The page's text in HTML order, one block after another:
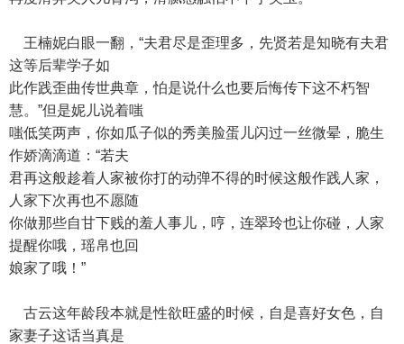
王楠妮白眼一翻，“夫君尽是歪理多，先贤若是知晓有夫君
这等后辈学子如
此作践歪曲传世典章，怕是说什么也要后悔传下这不朽智
慧。”但是妮儿说着嗤
嗤低笑两声，你如瓜子似的秀美脸蛋儿闪过一丝微晕，脆生
作娇滴滴道：“若夫
君再这般趁着人家被你打的动弹不得的时候这般作践人家，
人家下次再也不愿随
你做那些自甘下贱的羞人事儿，哼，连翠玲也让你碰，人家
提醒你哦，瑶帛也回
娘家了哦！”
古云这年龄段本就是性欲旺盛的时候，自是喜好女色，自
家妻子这话当真是